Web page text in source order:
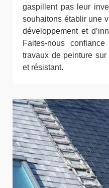
gaspillent pas leur
souhaitons établir une
développement et
Faites-nous
travaux de peinture
et résistant.